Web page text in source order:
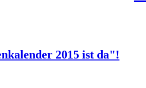
2015 ist da"!